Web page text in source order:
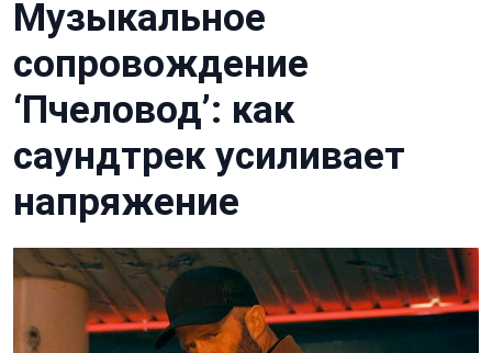
Музыкальное
сопровождение
‘Пчеловод’: как
саундтрек усиливает
напряжение